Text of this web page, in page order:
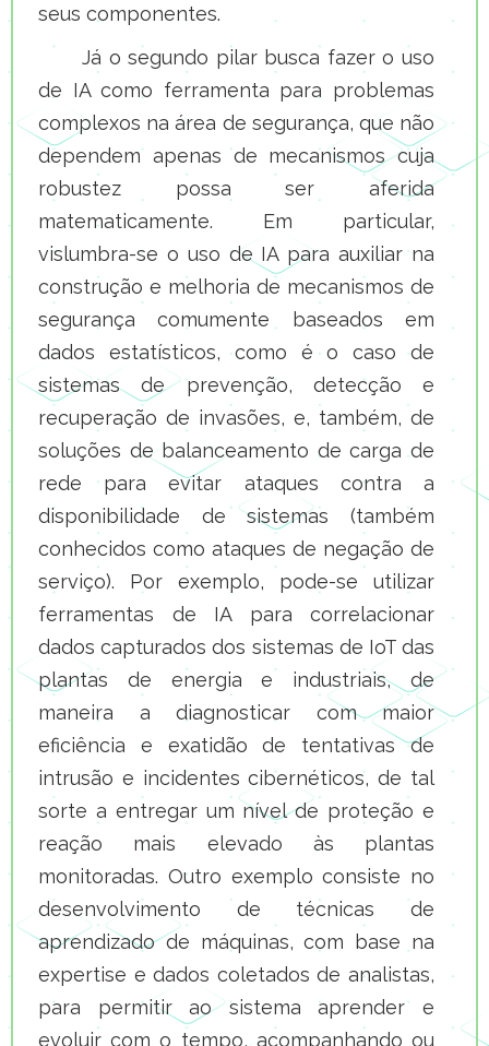
seus componentes.
Já o segundo pilar busca fazer o uso
de IA como ferramenta para problemas
complexos na área de segurança, que não
dependem apenas de mecanismos cuja
robustez possa ser aferida
matematicamente. Em particular,
vislumbra-se o uso de IA para auxiliar na
construção e melhoria de mecanismos de
segurança comumente baseados em
dados estatísticos, como é o caso de
sistemas de prevenção, detecção e
recuperação de invasões, e, também, de
soluções de balanceamento de carga de
rede para evitar ataques contra a
disponibilidade de sistemas (também
conhecidos como ataques de negação de
serviço). Por exemplo, pode-se utilizar
ferramentas de IA para correlacionar
dados capturados dos sistemas de IoT das
plantas de energia e industriais, de
maneira a diagnosticar com maior
eficiência e exatidão de tentativas de
intrusão e incidentes cibernéticos, de tal
sorte a entregar um nível de proteção e
reação mais elevado às plantas
monitoradas. Outro exemplo consiste no
desenvolvimento de técnicas de
aprendizado de máquinas, com base na
expertise e dados coletados de analistas,
para permitir ao sistema aprender e
evoluir com o tempo, acompanhando ou